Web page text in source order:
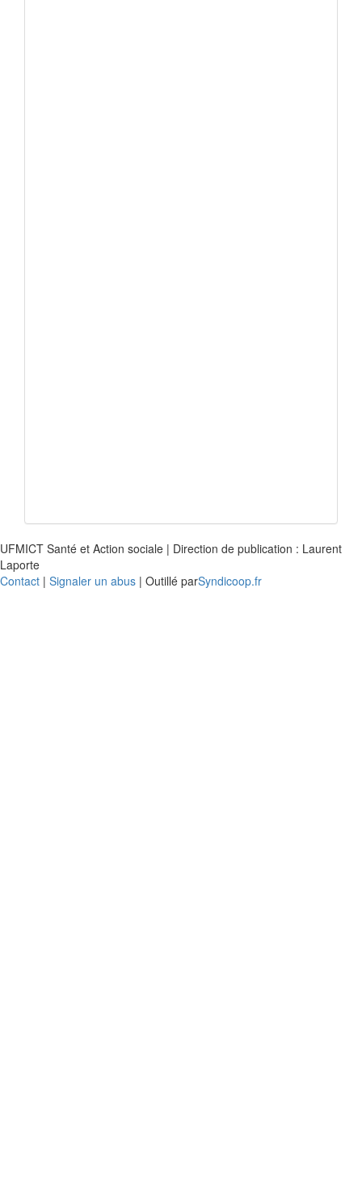
UFMICT Santé et Action sociale | Direction de publication : Laurent
Laporte
Contact | Signaler un abus | Outillé parSyndicoop.fr